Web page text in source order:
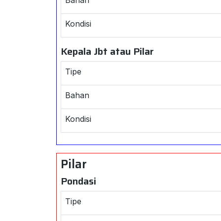
Kondisi
Kepala Jbt atau Pilar
Tipe
Bahan
Kondisi
Pilar
Pondasi
Tipe